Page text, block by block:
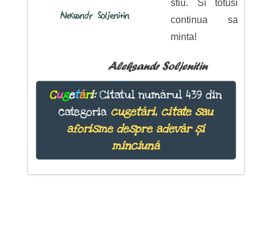
Aleksandr Soljenitin
stiu. Si totusi
continua sa
minta!
Aleksandr Soljenitin
Cugetări:Citatul numărul 439 din
categoria cugetări, citate sau
aforisme despre adevăr și
minciună